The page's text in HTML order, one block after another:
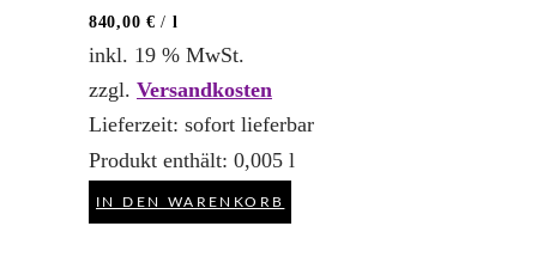
840,00 € / l
inkl. 19 % MwSt.
zzgl. Versandkosten
Lieferzeit: sofort lieferbar
Produkt enthält: 0,005 l
IN DEN WARENKORB